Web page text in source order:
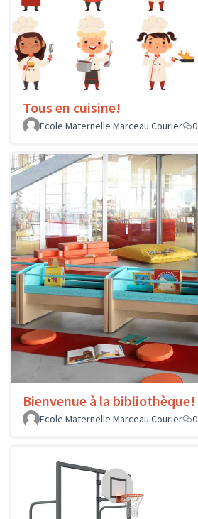
Tous en cuisine!
Ecole Maternelle Marceau Courier
0
Bienvenue à la bibliothèque!
Ecole Maternelle Marceau Courier
0